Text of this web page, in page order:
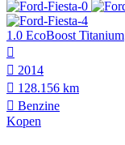
1.0 EcoBoost Titanium
2014
128.156 km
Benzine
Kopen